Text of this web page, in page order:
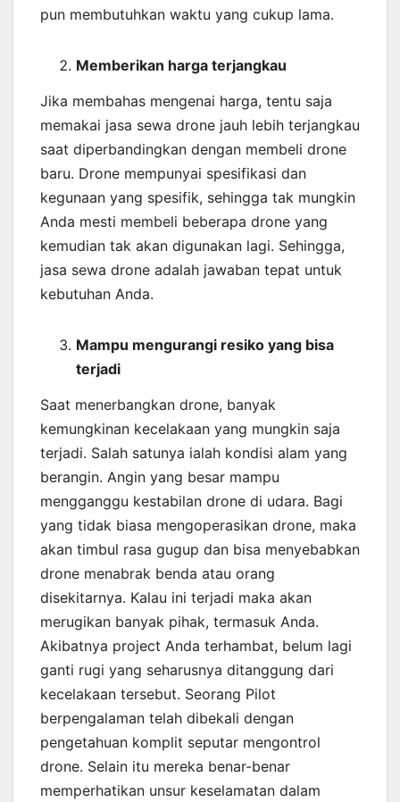
pun membutuhkan waktu yang cukup lama.
Memberikan harga terjangkau
Jika membahas mengenai harga, tentu saja
memakai jasa sewa drone jauh lebih terjangkau
saat diperbandingkan dengan membeli drone
baru. Drone mempunyai spesifikasi dan
kegunaan yang spesifik, sehingga tak mungkin
Anda mesti membeli beberapa drone yang
kemudian tak akan digunakan lagi. Sehingga,
jasa sewa drone adalah jawaban tepat untuk
kebutuhan Anda.
Mampu mengurangi resiko yang bisa
terjadi
Saat menerbangkan drone, banyak
kemungkinan kecelakaan yang mungkin saja
terjadi. Salah satunya ialah kondisi alam yang
berangin. Angin yang besar mampu
mengganggu kestabilan drone di udara. Bagi
yang tidak biasa mengoperasikan drone, maka
akan timbul rasa gugup dan bisa menyebabkan
drone menabrak benda atau orang
disekitarnya. Kalau ini terjadi maka akan
merugikan banyak pihak, termasuk Anda.
Akibatnya project Anda terhambat, belum lagi
ganti rugi yang seharusnya ditanggung dari
kecelakaan tersebut. Seorang Pilot
berpengalaman telah dibekali dengan
pengetahuan komplit seputar mengontrol
drone. Selain itu mereka benar-benar
memperhatikan unsur keselamatan dalam